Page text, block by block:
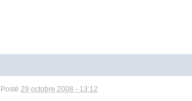
Posté29 octobre 2008 - 13:12